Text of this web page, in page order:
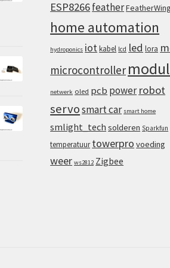
ESP8266featherFeatherWing
home automation
hydroponics iotkabel lcd led lora
microcontroller
netwerk oled pcb power robot
servosmart car smart home
smlight_tech solderen Sparkfun
temperatuur towerpro voeding
weer ws2812 Zigbee